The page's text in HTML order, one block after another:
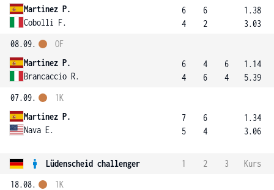
Martinez P.
Cobolli F.
6
4
6
2
1.38
3.03
08.09.
Martinez P.
Brancaccio R.
OF
6
4
4
6
6
4
1.14
5.39
07.09.
Martinez P.
Nava E.
1K
7
5
6
4
1.34
3.06
Lüdenscheid challenger 1 2 3
Kurs
18.08.
1K